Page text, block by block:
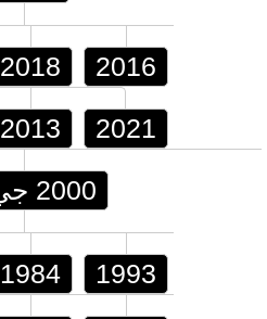
2018 2016
2013 2021
2000 جي تي
1984 1993